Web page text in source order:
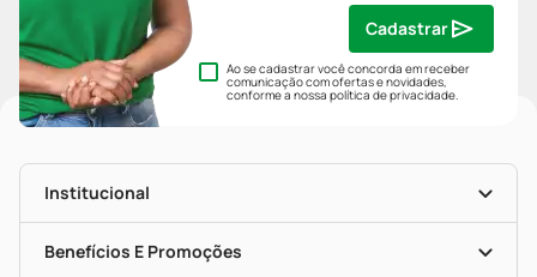
Ao se cadastrar você concorda em receber
comunicação com ofertas e novidades,
conforme a nossapolítica de privacidade.
Cadastrar
Institucional
História
Nossas Lojas
Benefícios E Promoções